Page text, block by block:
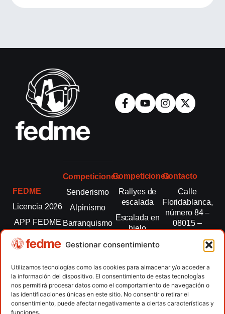
Gestionar consentimiento
Utilizamos tecnologías como las cookies para almacenar y/o acceder a
la información del dispositivo. El consentimiento de estas tecnologías
nos permitirá procesar datos como el comportamiento de navegación o
las identificaciones únicas en este sitio. No consentir o retirar el
consentimiento, puede afectar negativamente a ciertas características y
funciones.
FEDME
Licencia 2026
APP FEDME
Transparencia
autonómicas
Clubes
Contacto
Competiciones
Senderismo
Alpinismo
Barranquismo
montaña
Escalada
Escalada
paralimpica
Competiciones
Rallyes de
escalada
Escalada en
hielo
Esquí de
Marcha
Nórdica
Raquetas de
nieve
Contacto
Calle
Floridablanca,
número 84 –
08015 –
fedme@fedme.es
934 264 267